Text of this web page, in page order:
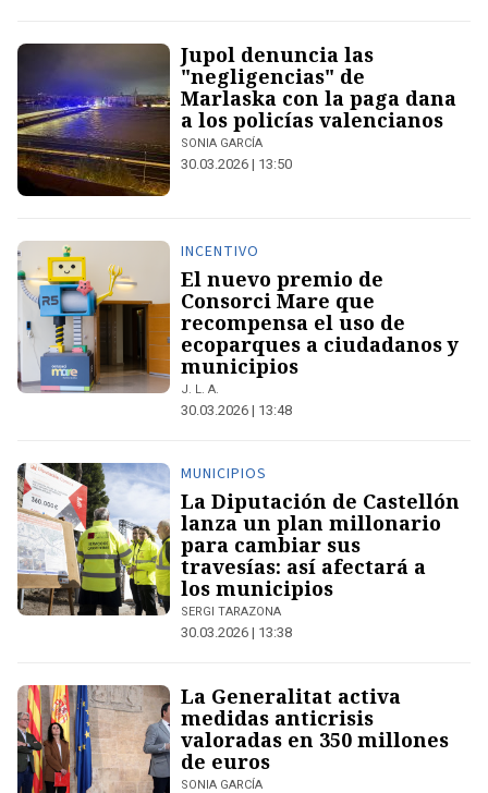
Jupol denuncia las
"negligencias" de
Marlaska con la paga dana
a los policías valencianos
SONIA GARCÍA
30.03.2026 | 13:50
INCENTIVO
El nuevo premio de
Consorci Mare que
recompensa el uso de
ecoparques a ciudadanos y
municipios
J. L. A.
30.03.2026 | 13:48
MUNICIPIOS
La Diputación de Castellón
lanza un plan millonario
para cambiar sus
travesías: así afectará a
los municipios
SERGI TARAZONA
30.03.2026 | 13:38
La Generalitat activa
medidas anticrisis
valoradas en 350 millones
de euros
SONIA GARCÍA